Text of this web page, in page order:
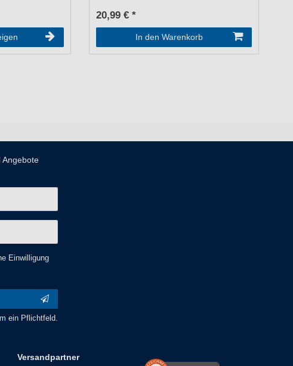
20,99 € *
In den Warenkorb
Einwilligung
ein Pflichtfeld.
Versandpartner